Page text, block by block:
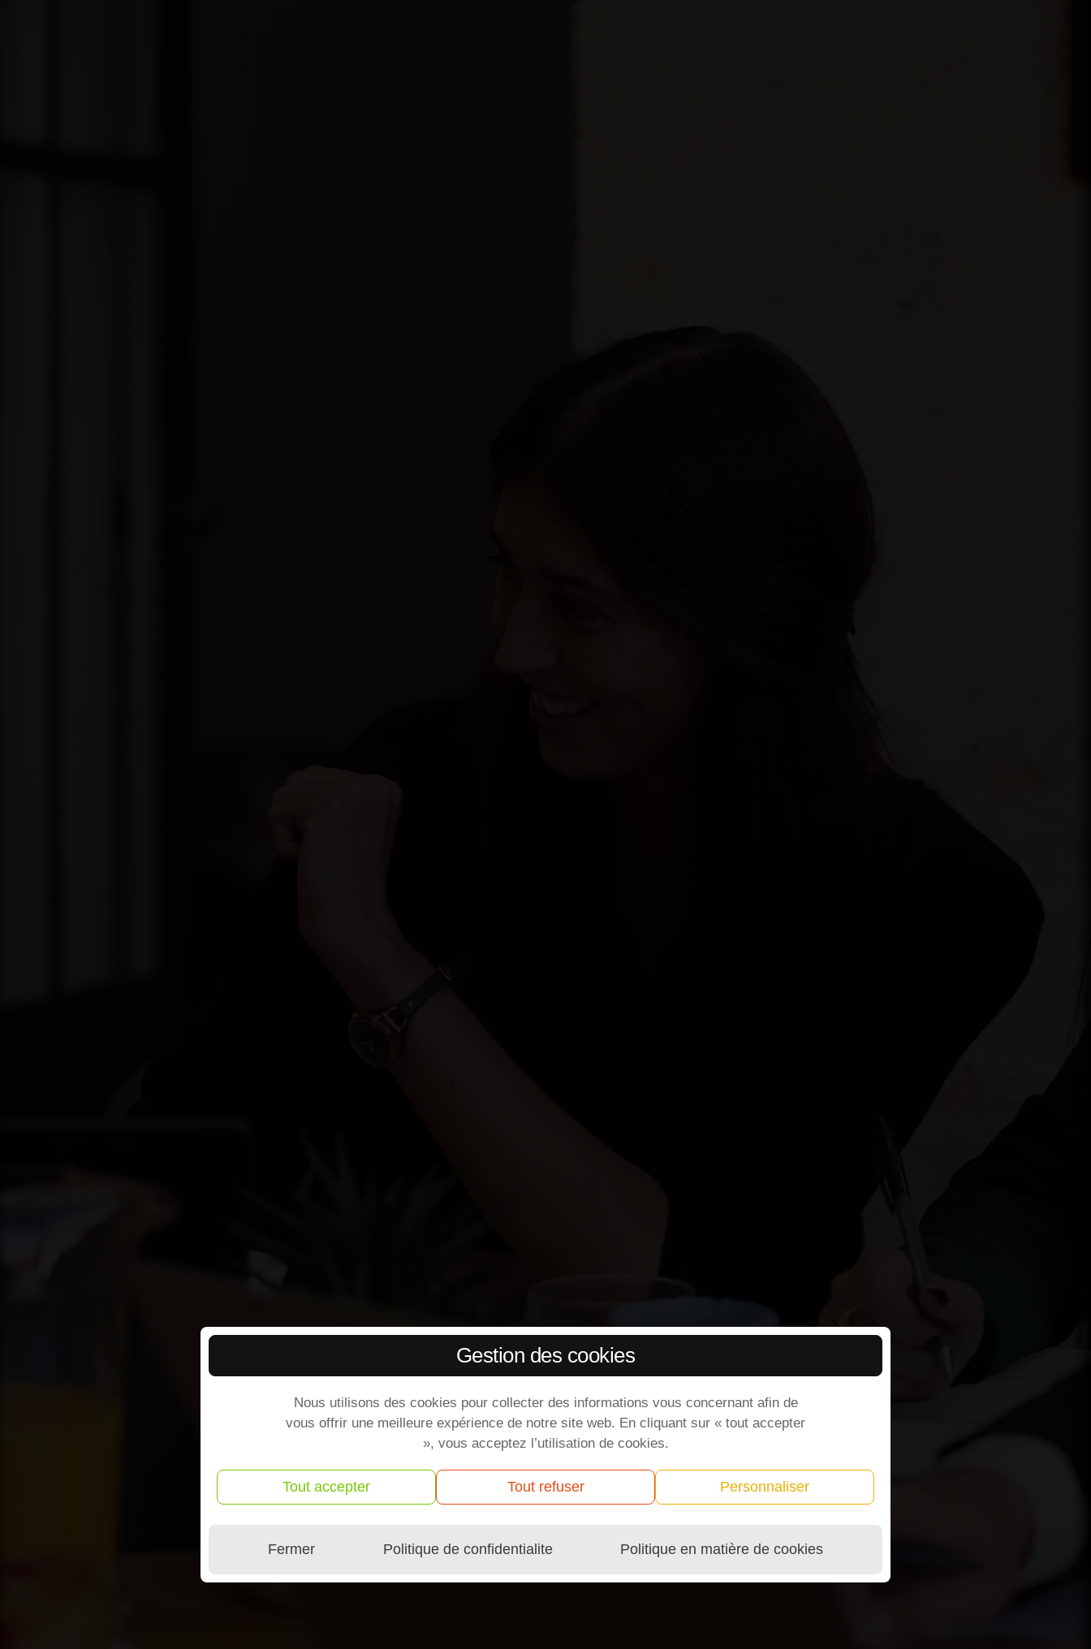
Gestion des cookies
Nous utilisons des cookies pour collecter des informations vous concernant afin de
vous offrir une meilleure expérience de notre site web. En cliquant sur « tout accepter
», vous acceptez l’utilisation de cookies.
Tout accepter Tout refuser Personnaliser
Fermer Politique de confidentialite Politique en matière de cookies